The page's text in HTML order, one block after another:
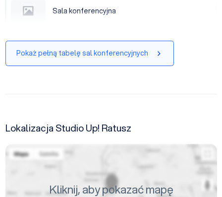
Sala konferencyjna
Sala konferencyjna
Pokaż pełną tabelę sal konferencyjnych
Lokalizacja Studio Up! Ratusz
Kliknij, aby pokazać mapę